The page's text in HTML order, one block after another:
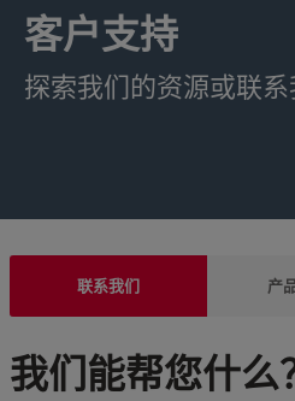
客户支持
探索我们的资源或联系
联系我们 产
我们能帮您什么